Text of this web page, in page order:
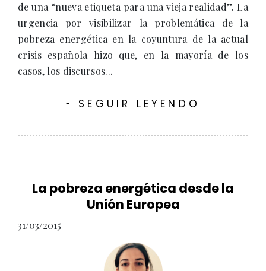
de una “nueva etiqueta para una vieja realidad”. La
urgencia por visibilizar la problemática de la
pobreza energética en la coyuntura de la actual
crisis española hizo que, en la mayoría de los
casos, los discursos...
- SEGUIR LEYENDO
La pobreza energética desde la
Unión Europea
31/03/2015